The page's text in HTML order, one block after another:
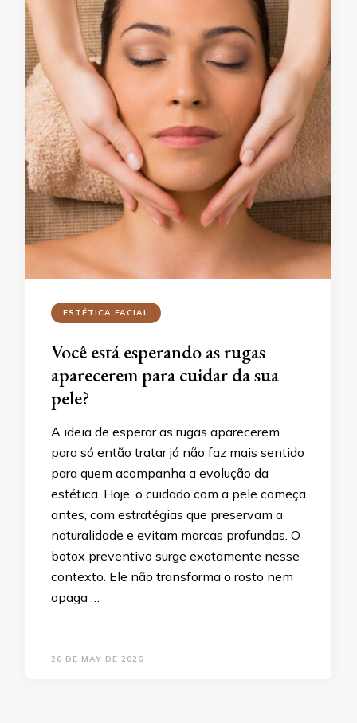
ESTÉTICA FACIAL
Você está esperando as rugas
aparecerem para cuidar da sua
pele?
A ideia de esperar as rugas aparecerem
para só então tratar já não faz mais sentido
para quem acompanha a evolução da
estética. Hoje, o cuidado com a pele começa
antes, com estratégias que preservam a
naturalidade e evitam marcas profundas. O
botox preventivo surge exatamente nesse
contexto. Ele não transforma o rosto nem
apaga …
26 DE MAY DE 2026